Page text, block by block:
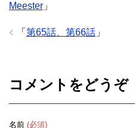
Meester 」
「 第65話、第66話 」
コメントをどうぞ
名前 (必須)